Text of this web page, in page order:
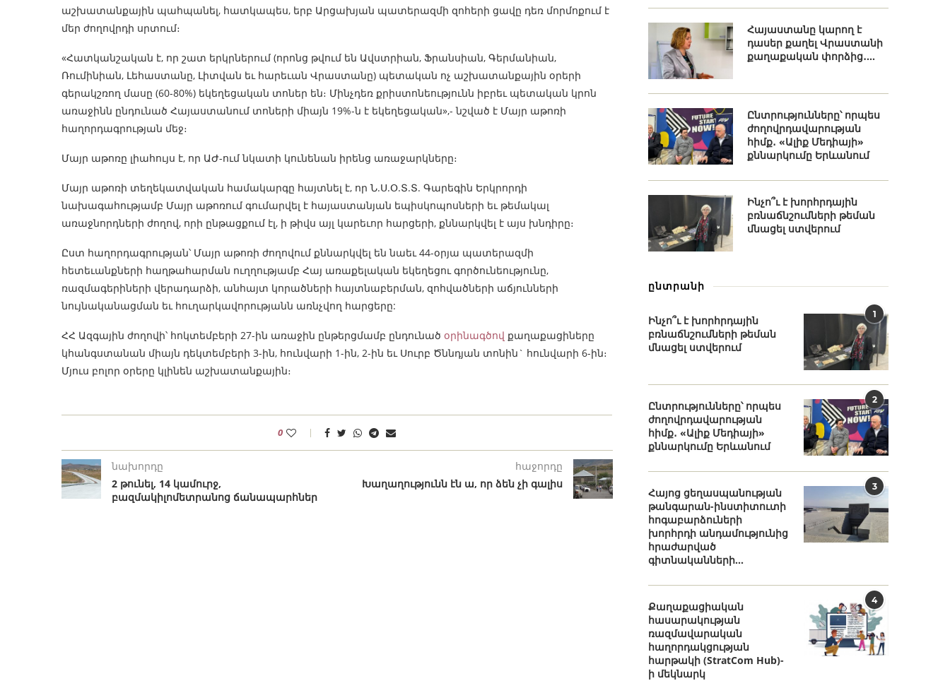
աշխատանքային պահպանել, հատկապես, երբ Արցախյան պատերազմի զոհերի ցավը դեռ մորմոքում է
մեր ժողովրդի սրտում։
«Հատկանշական է, որ շատ երկրներում (որոնց թվում են Ավստրիան, Ֆրանսիան, Գերմանիան,
Ռումինիան, Լեհաստանը, Լիտվան եւ հարեւան Վրաստանը) պետական ոչ աշխատանքային օրերի
գերակշռող մասը (60-80%) եկեղեցական տոներ են։ Մինչդեռ քրիստոնեությունն իբրեւ պետական կրոն
առաջինն ընդունած Հայաստանում տոների միայն 19%-ն է եկեղեցական»,- նշված է Մայր աթոռի
հաղորդագրության մեջ։
Մայր աթոռը լիահույս է, որ ԱԺ-ում նկատի կունենան իրենց առաջարկները։
Մայր աթոռի տեղեկատվական համակարգը հայտնել է, որ Ն.Ս.Օ.Տ.Տ. Գարեգին Երկրորդի
նախագահությամբ Մայր աթոռում գումարվել է հայաստանյան եպիսկոպոսների եւ թեմակալ
առաջնորդների ժողով, որի ընթացքում էլ, ի թիվս այլ կարեւոր հարցերի, քննարկվել է այս խնդիրը։
Ըստ հաղորդագրության՝ Մայր աթոռի ժողովում քննարկվել են նաեւ 44-օրյա պատերազմի
հետեւանքների հաղթահարման ուղղությամբ Հայ առաքելական եկեղեցու գործունեությունը,
ռազմագերիների վերադարձի, անհայտ կորածների հայտնաբերման, զոհվածների աճյունների
նույնականացման եւ հուղարկավորությանն առնչվող հարցերը:
ՀՀ Ազգային ժողովի՝ հոկտեմբերի 27-ին առաջին ընթերցմամբ ընդունած օրինագծով քաղաքացիները
կհանգստանան միայն դեկտեմբերի 3-ին, հունվարի 1-ին, 2-ին եւ Սուրբ Ծննդյան տոնին` հունվարի 6-ին։
Մյուս բոլոր օրերը կլինեն աշխատանքային։
0
նախորդը
2 թունել, 14 կամուրջ,
բազմակիլոմետրանոց ճանապարհներ
հաջորդը
Խաղաղությունն էն ա, որ ձեն չի գալիս
Հայաստանը կարող է
դասեր քաղել Վրաստանի
քաղաքական փորձից․...
Ընտրությունները՝ որպես
ժողովրդավարության
հիմք․ «Ալիք Մեդիայի»
քննարկումը Երևանում
Ինչո՞ւ է խորհրդային
բռնաճնշումների թեման
մնացել ստվերում
ընտրանի
1
Ինչո՞ւ է խորհրդային
բռնաճնշումների թեման
մնացել ստվերում
2
Ընտրությունները՝ որպես
ժողովրդավարության
հիմք․ «Ալիք Մեդիայի»
քննարկումը Երևանում
3
Հայոց ցեղասպանության
թանգարան-ինստիտուտի
հոգաբարձուների
խորհրդի անդամությունից
հրաժարված
գիտնականների...
4
Քաղաքացիական
հասարակության
ռազմավարական
հաղորդակցության
հարթակի (StratCom Hub)-
ի մեկնարկ